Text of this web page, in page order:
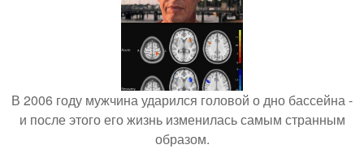
В 2006 году мужчина ударился головой о дно бассейна -
и после этого его жизнь изменилась самым странным
образом.